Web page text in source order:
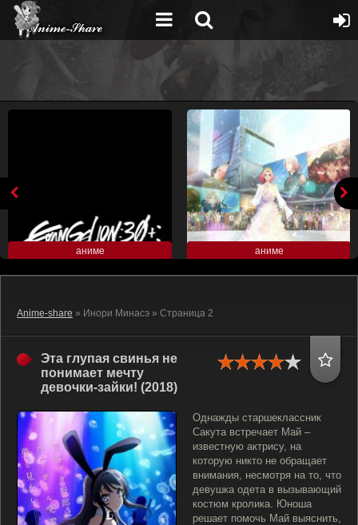
аниме аниме
Anime-share » Инори Минасэ » Страница 2
Эта глупая свинья не
понимает мечту
девочки-зайки! (2018)
Однажды старшеклассник
Сакута встречает Май –
известную актрису, на
которую никто не обращает
внимания, несмотря на то, что
девушка одета в вызывающий
костюм кролика. Юноша
решает помочь Май выяснить,